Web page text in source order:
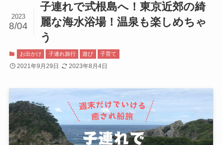
子連れで式根島へ！東京近郊の綺
麗な海水浴場！温泉も楽しめちゃ
う
2023
8/04
お出かけ 子連れ旅行 遊び 子育て
2021年9月29日 2023年8月4日